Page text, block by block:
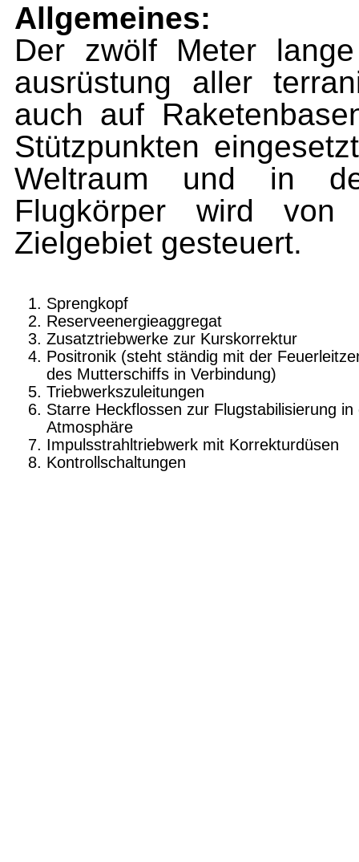
Allgemeines:
Der zwölf Meter
ausrüstung aller
auch auf
Stützpunkten
Weltraum und in
Flugkörper wird
Zielgebiet gesteuert.
Sprengkopf
Reserveenergieaggregat
Zusatztriebwerke zur Kurskorrektur
Positronik (steht ständig mit der
des Mutterschiffs in Verbindung)
Triebwerkszuleitungen
Starre Heckflossen zur Flugstabilisierung in
Atmosphäre
Impulsstrahltriebwerk mit Korrekturdüsen
Kontrollschaltungen